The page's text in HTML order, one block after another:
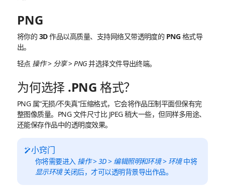
PNG
将你的 3D 作品以高质量、支持网络又带透明度的 PNG 格式导
出。
轻点 操作> 分享>PNG并选择文件导出终端。
为何选择 .PNG 格式？
PNG 属“无损/不失真”压缩格式，它会将作品压制平面但保有完
整图像质量。PNG 文件尺寸比 JPEG 稍大一些，但同样多用途、
还能保存作品中的透明度效果。
小窍门
你将需要进入 操作>3D>编辑照明和环境> 环境中将
显示环境关闭后，才可以透明背景导出作品。